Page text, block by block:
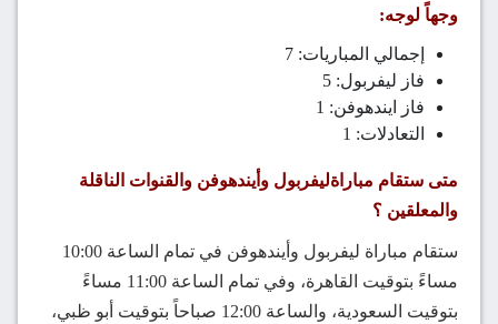
وجهاً لوجه:
إجمالي المباريات: 7
فاز ليفربول: 5
فاز ايندهوفن: 1
التعادلات: 1
متى ستقام مباراةليفربول وأيندهوفن والقنوات الناقلة
والمعلقين ؟
ستقام مباراة ليفربول وأيندهوفن في تمام الساعة 10:00
مساءً بتوقيت القاهرة، وفي تمام الساعة 11:00 مساءً
بتوقيت السعودية، والساعة 12:00 صباحاً بتوقيت أبو ظبي،